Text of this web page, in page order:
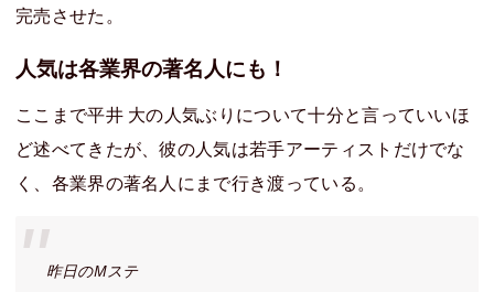
完売させた。
人気は各業界の著名人にも！
ここまで平井 大の人気ぶりについて十分と言っていいほ
ど述べてきたが、彼の人気は若手アーティストだけでな
く、各業界の著名人にまで行き渡っている。
昨日のMステ